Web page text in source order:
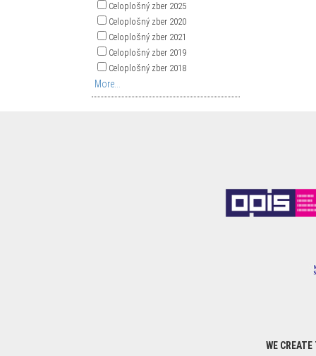
Celoplošný zber 2025
Celoplošný zber 2020
Celoplošný zber 2021
Celoplošný zber 2019
Celoplošný zber 2018
More...
WE